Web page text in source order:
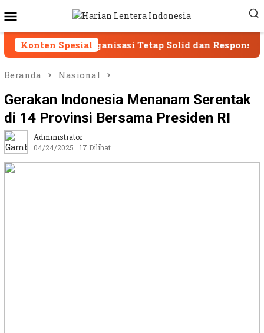
ke
kontenMobile
Konten Spesial
Organisasi Tetap Solid dan Responsif SPAM
Beranda Nasional
Gerakan Indonesia Menanam Serentak
di 14 Provinsi Bersama Presiden RI
Administrator
04/24/2025
17 Dilihat